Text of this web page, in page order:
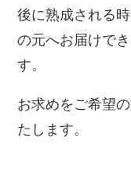
後に熟成される
の元へお届けで
す。
お求めをご希望
たします。